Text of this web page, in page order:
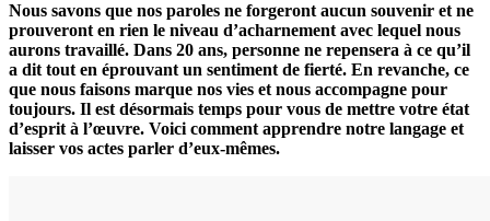
Nous savons que nos paroles ne forgeront aucun souvenir et ne
prouveront en rien le niveau d’acharnement avec lequel nous
aurons travaillé. Dans 20 ans, personne ne repensera à ce qu’il
a dit tout en éprouvant un sentiment de fierté. En revanche, ce
que nous faisons marque nos vies et nous accompagne pour
toujours. Il est désormais temps pour vous de mettre votre état
d’esprit à l’œuvre. Voici comment apprendre notre langage et
laisser vos actes parler d’eux-mêmes.